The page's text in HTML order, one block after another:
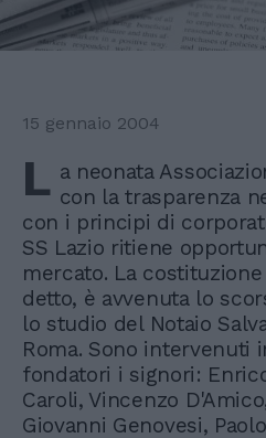
15 gennaio 2004
L a neonata
con la trasparenza
con i principi di
SS Lazio ritiene
mercato. La
detto, è avvenuta lo
lo studio del Notaio
Roma. Sono intervenuti
fondatori i signori:
Caroli, Vincenzo
Giovanni Genovesi,